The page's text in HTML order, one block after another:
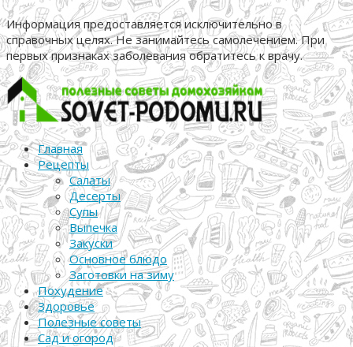
Информация предоставляется исключительно в
справочных целях. Не занимайтесь самолечением. При
первых признаках заболевания обратитесь к врачу.
Главная
Рецепты
Салаты
Десерты
Супы
Выпечка
Закуски
Основное блюдо
Заготовки на зиму
Похудение
Здоровье
Полезные советы
Сад и огород